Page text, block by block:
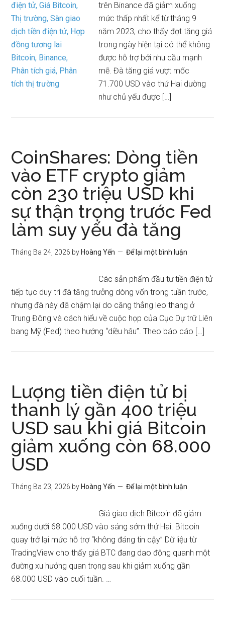
trên Binance đã giảm xuống
mức thấp nhất kể từ tháng 9
năm 2023, cho thấy đợt tăng giá
trong ngày hiện tại có thể không
được hỗ trợ bởi nhu cầu mạnh
mẽ. Đà tăng giá vượt mốc
71.700 USD vào thứ Hai dường
như chủ yếu được […]
CoinShares: Dòng tiền
vào ETF crypto giảm
còn 230 triệu USD khi
sự thận trọng trước Fed
làm suy yếu đà tăng
Tháng Ba 24, 2026 by Hoàng Yến Để lại một bình luận
Các sản phẩm đầu tư tiền điện tử
tiếp tục duy trì đà tăng trưởng dòng vốn trong tuần trước,
nhưng đà này đã chậm lại do căng thẳng leo thang ở
Trung Đông và cách hiểu về cuộc họp của Cục Dự trữ Liên
bang Mỹ (Fed) theo hướng “diều hâu”. Theo báo cáo […]
Lượng tiền điện tử bị
thanh lý gần 400 triệu
USD sau khi giá Bitcoin
giảm xuống còn 68.000
USD
Tháng Ba 23, 2026 by Hoàng Yến Để lại một bình luận
Giá giao dịch Bitcoin đã giảm
xuống dưới 68.000 USD vào sáng sớm thứ Hai. Bitcoin
quay trở lại mức hỗ trợ “không đáng tin cậy” Dữ liệu từ
TradingView cho thấy giá BTC đang dao động quanh một
đường xu hướng quan trọng sau khi giảm xuống gần
68.000 USD vào cuối tuần. …